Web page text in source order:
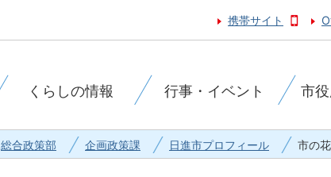
携帯サイト
くらしの情報 行事・イベント 市
総合政策部 企画政策課 日進市プロフィール 市の